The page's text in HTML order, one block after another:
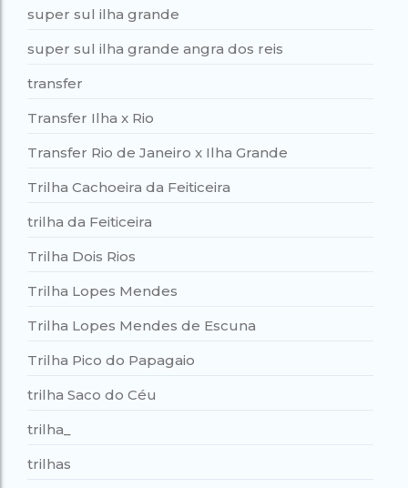
super sul ilha grande
super sul ilha grande angra dos reis
transfer
Transfer Ilha x Rio
Transfer Rio de Janeiro x Ilha Grande
Trilha Cachoeira da Feiticeira
trilha da Feiticeira
Trilha Dois Rios
Trilha Lopes Mendes
Trilha Lopes Mendes de Escuna
Trilha Pico do Papagaio
trilha Saco do Céu
trilha_
trilhas